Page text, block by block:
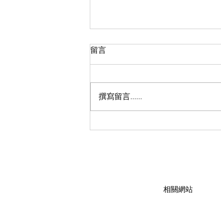
留言
撰寫留言......
​相關網站